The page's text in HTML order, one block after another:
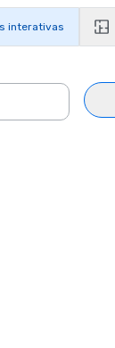
interativas